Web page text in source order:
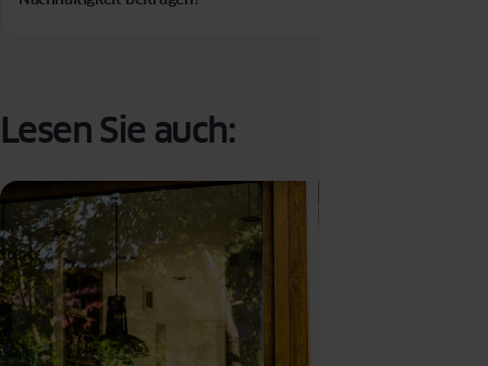
gesenkt und somit der CO2-Ausstoß reduziert.
Lesen Sie auch: